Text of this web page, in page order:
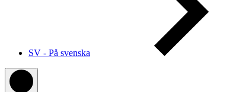
SV - På svenska